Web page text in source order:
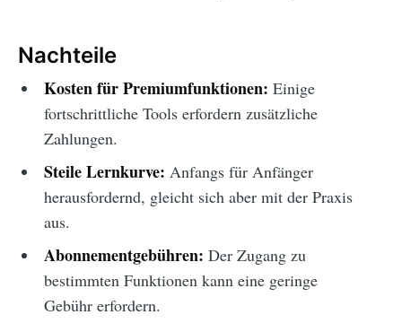
Nachteile
Kosten für Premiumfunktionen: Einige
fortschrittliche Tools erfordern zusätzliche
Zahlungen.
Steile Lernkurve: Anfangs für Anfänger
herausfordernd, gleicht sich aber mit der Praxis
aus.
Abonnementgebühren: Der Zugang zu
bestimmten Funktionen kann eine geringe
Gebühr erfordern.